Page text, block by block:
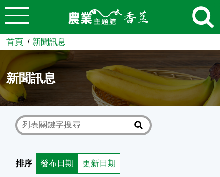
跳到主要內容
農業知識入口網
首頁 新聞訊息
新聞訊息
排序 發布日期 更新日期